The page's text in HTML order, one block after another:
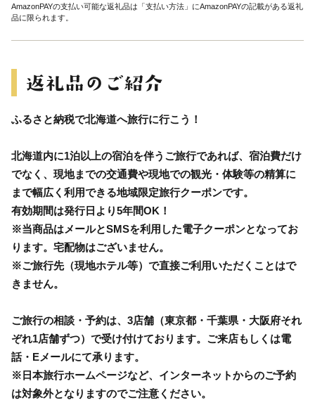
AmazonPAYの支払い可能な返礼品は「支払い方法」にAmazonPAYの記載がある返礼
品に限られます。
ふるさと納税で北海道へ旅行に行こう！
北海道内に1泊以上の宿泊を伴うご旅行であれば、宿泊費だけ
でなく、現地までの交通費や現地での観光・体験等の精算に
まで幅広く利用できる地域限定旅行クーポンです。
有効期間は発行日より5年間OK！
※当商品はメールとSMSを利用した電子クーポンとなってお
ります。宅配物はございません。
※ご旅行先（現地ホテル等）で直接ご利用いただくことはで
きません。
ご旅行の相談・予約は、3店舗（東京都・千葉県・大阪府それ
ぞれ1店舗ずつ）で受け付けております。ご来店もしくは電
話・Eメールにて承ります。
※日本旅行ホームページなど、インターネットからのご予約
は対象外となりますのでご注意ください。